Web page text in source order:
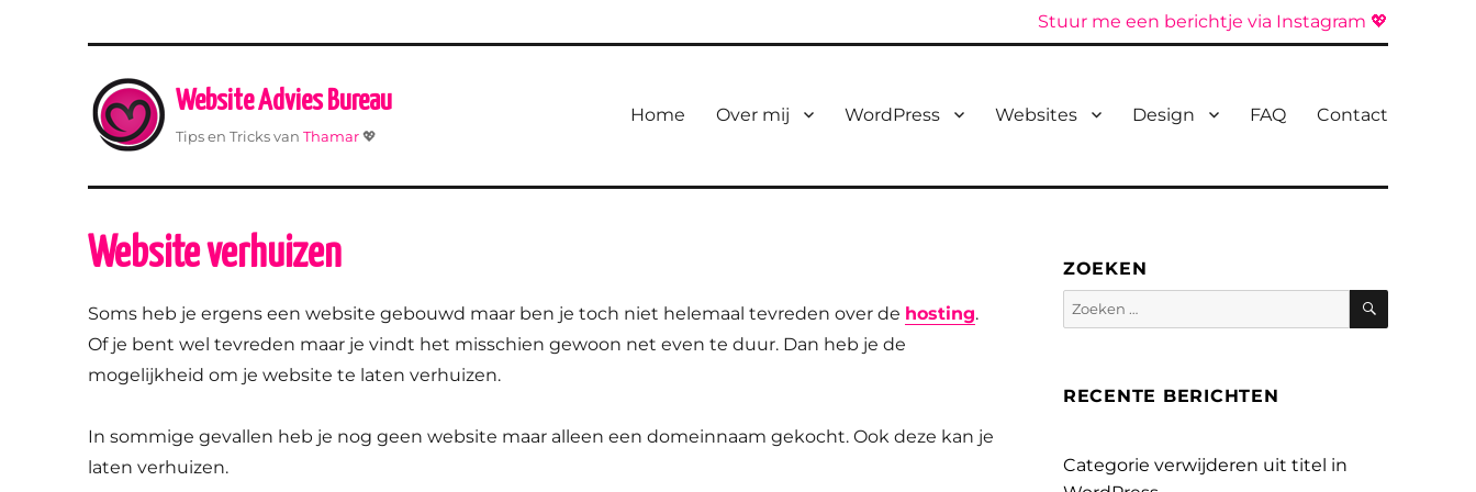
Stuur me een berichtje via Instagram 💖
Website Advies Bureau
Tips en Tricks vanThamar💖
Home Over mij WordPress Websites Design FAQ Contact
Website verhuizen
Soms heb je ergens een website gebouwd maar ben je toch niet helemaal tevreden over de hosting.
Of je bent wel tevreden maar je vindt het misschien gewoon net even te duur. Dan heb je de
mogelijkheid om je website te laten verhuizen.
In sommige gevallen heb je nog geen website maar alleen een domeinnaam gekocht. Ook deze kan je
laten verhuizen.
ZOEKEN
Zoeken
naar:
Zoeken
RECENTE BERICHTEN
Categorie verwijderen uit titel in